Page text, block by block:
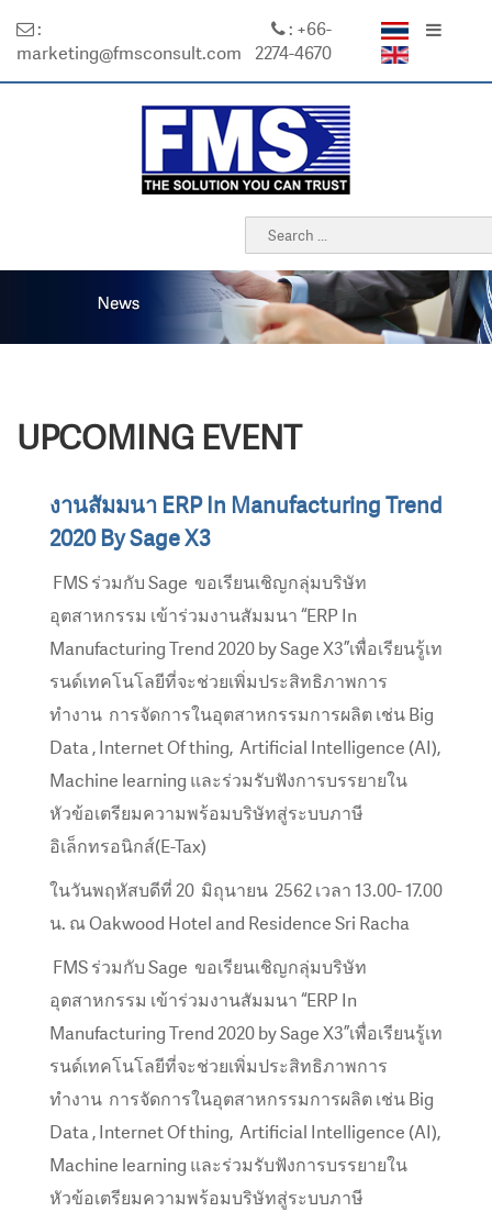
:
marketing@fmsconsult.com
: +66-
2274-4670
UPCOMING EVENT
งานสัมมนา ERP In Manufacturing Trend
2020 By Sage X3
FMS ร่วมกับ Sage ขอเรียนเชิญกลุ่มบริษัท
อุตสาหกรรม เข้าร่วมงานสัมมนา “ERP In
Manufacturing Trend 2020 by Sage X3”เพื่อเรียนรู้เท
รนด์เทคโนโลยีที่จะช่วยเพิ่มประสิทธิภาพการ
ทำงาน การจัดการในอุตสาหกรรมการผลิต เช่น Big
Data , Internet Of thing, Artificial Intelligence (AI),
Machine learning และร่วมรับฟังการบรรยายใน
หัวข้อเตรียมความพร้อมบริษัทสู่ระบบภาษี
อิเล็กทรอนิกส์(E-Tax)
ในวันพฤหัสบดีที่ 20 มิถุนายน 2562 เวลา 13.00- 17.00
น. ณ Oakwood Hotel and Residence Sri Racha
FMS ร่วมกับ Sage ขอเรียนเชิญกลุ่มบริษัท
อุตสาหกรรม เข้าร่วมงานสัมมนา “ERP In
Manufacturing Trend 2020 by Sage X3”เพื่อเรียนรู้เท
รนด์เทคโนโลยีที่จะช่วยเพิ่มประสิทธิภาพการ
ทำงาน การจัดการในอุตสาหกรรมการผลิต เช่น Big
Data , Internet Of thing, Artificial Intelligence (AI),
Machine learning และร่วมรับฟังการบรรยายใน
หัวข้อเตรียมความพร้อมบริษัทสู่ระบบภาษี